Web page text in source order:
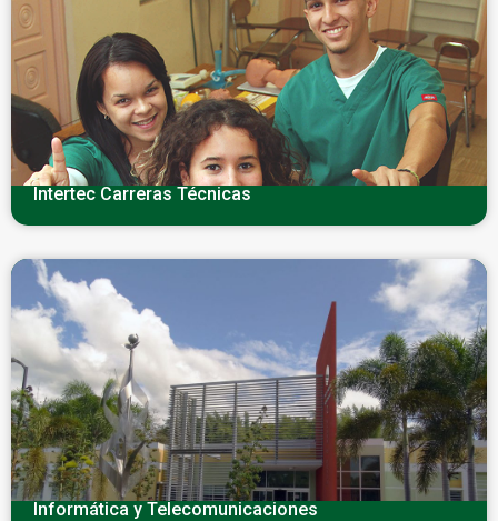
Intertec Carreras Técnicas
Informática y Telecomunicaciones